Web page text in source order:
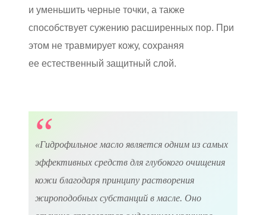
и уменьшить черные точки, а также
способствует сужению расширенных пор. При
этом не травмирует кожу, сохраняя
ее естественный защитный слой.
«Гидрофильное масло является одним из самых
эффективных средств для глубокого очищения
кожи благодаря принципу растворения
жироподобных субстанций в масле. Оно